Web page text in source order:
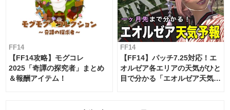
FF14
【FF14攻略】モグコレ
2025「奇譚の探究者」まとめ
＆報酬アイテム！
FF14
【FF14】パッチ7.25対応！エ
オルゼア各エリアの天気がひと
目で分かる「エオルゼア天気予